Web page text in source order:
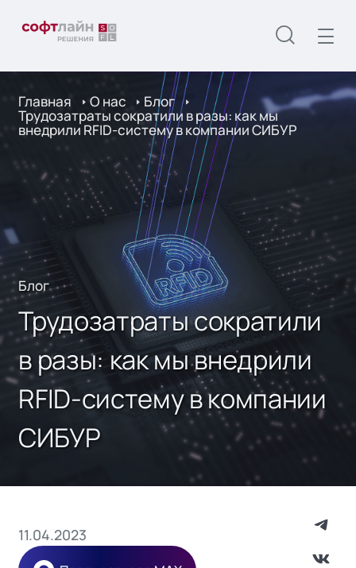
Главная О нас Блог
Трудозатраты сократили в разы: как мы
внедрили RFID-систему в компании СИБУР
Блог
Трудозатраты сократили
в разы: как мы внедрили
RFID-систему в компании
СИБУР
11.04.2023